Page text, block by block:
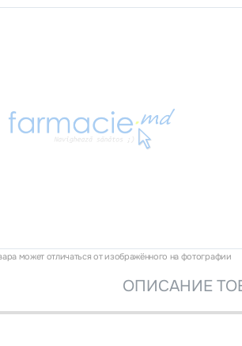
может отличаться от изображённого на фотографии
ОПИСАНИЕ